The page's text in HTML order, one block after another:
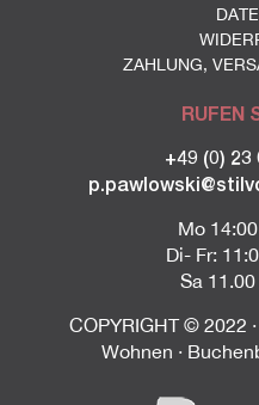
ZAHLUNG,
RUFEN
+49 (0) 23
Mo
Di- Fr:
Sa
COPYRIGHT © 2022
Wohnen ·